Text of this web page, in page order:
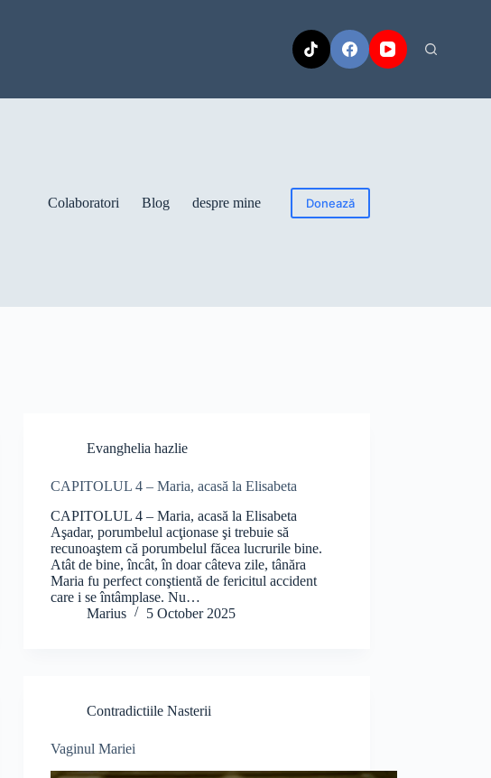
Colaboratori Blog despre mine Donează
Evanghelia hazlie
CAPITOLUL 4 – Maria, acasă la Elisabeta
CAPITOLUL 4 – Maria, acasă la Elisabeta
Aşadar, porumbelul acţionase şi trebuie să
recunoaştem că porumbelul făcea lucrurile bine.
Atât de bine, încât, în doar câteva zile, tânăra
Maria fu perfect conştientă de fericitul accident
care i se întâmplase. Nu…
Marius
5 October 2025
Contradictiile Nasterii
Vaginul Mariei